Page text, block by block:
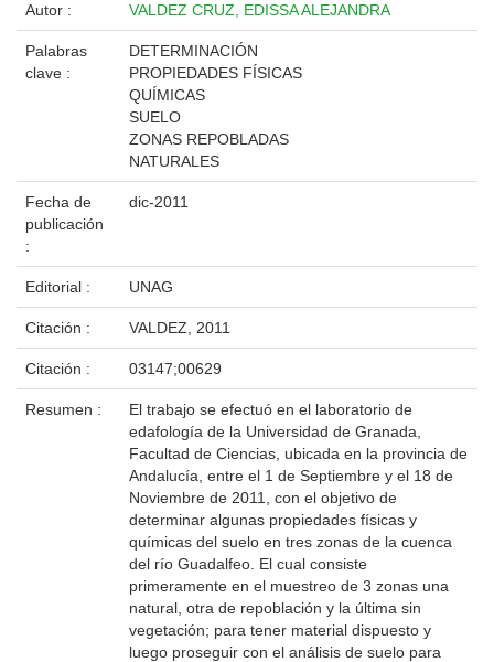
Autor : VALDEZ CRUZ, EDISSA ALEJANDRA
Palabras
clave :
DETERMINACIÓN
PROPIEDADES FÍSICAS
QUÍMICAS
SUELO
ZONAS REPOBLADAS
NATURALES
Fecha de
publicación
:
dic-2011
Editorial : UNAG
Citación : VALDEZ, 2011
Citación : 03147;00629
Resumen :
El trabajo se efectuó en el laboratorio de
edafología de la Universidad de Granada,
Facultad de Ciencias, ubicada en la provincia de
Andalucía, entre el 1 de Septiembre y el 18 de
Noviembre de 2011, con el objetivo de
determinar algunas propiedades físicas y
químicas del suelo en tres zonas de la cuenca
del río Guadalfeo. El cual consiste
primeramente en el muestreo de 3 zonas una
natural, otra de repoblación y la última sin
vegetación; para tener material dispuesto y
luego proseguir con el análisis de suelo para